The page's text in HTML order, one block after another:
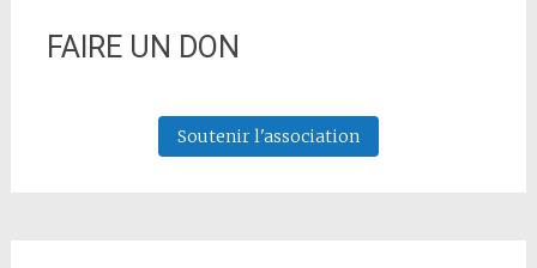
FAIRE UN DON
Soutenir l'association